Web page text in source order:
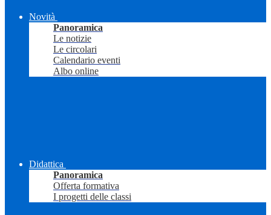
Novità
Panoramica
Le notizie
Le circolari
Calendario eventi
Albo online
Didattica
Panoramica
Offerta formativa
I progetti delle classi